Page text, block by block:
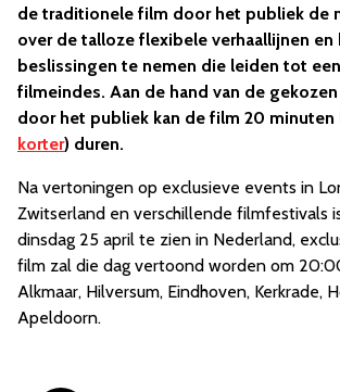
de traditionele film door het publiek de
over de talloze flexibele verhaallijnen en
beslissingen te nemen die leiden tot
filmeindes. Aan de hand van de
door het publiek kan de film 20 minuten
korter) duren.
Na vertoningen op exclusieve events in
Zwitserland en verschillende filmfestivals is
dinsdag 25 april te zien in Nederland,
film zal die dag vertoond worden om
Alkmaar, Hilversum, Eindhoven, Kerkrade,
Apeldoorn.